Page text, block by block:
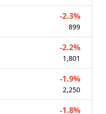
-2.3%
899
-2.2%
1,801
-1.9%
2,250
-1.8%